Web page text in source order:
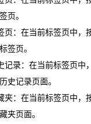
页。
页：在当前标签页中，
签页。
记录：在当前标签页中
史记录页面。
夹：在当前标签页中，
夹页面。